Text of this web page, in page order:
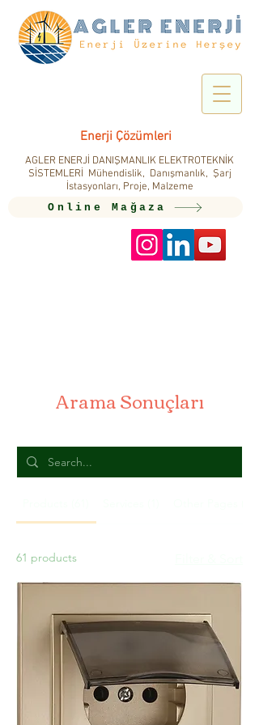
AGLER ENERJİ DANIŞMANLIK ELEKTROTEKNİK
SİSTEMLERİ Mühendislik, Danışmanlık, Şarj
İstasyonları, Proje, Malzeme
Enerji Çözümleri
Online Mağaza
Arama Sonuçları
61 products